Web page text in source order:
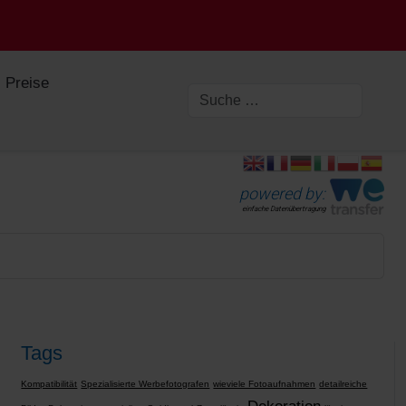
Preise
powered by:
einfache Datenübertragung
Tags
Kompatibilität Spezialisierte Werbefotografen wieviele Fotoaufnahmen detailreiche